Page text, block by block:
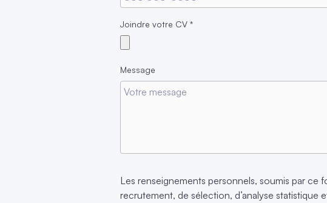
Joindre votre CV *
Message
Les renseignements personnels, soumis par
recrutement, de sélection, d’analyse statistique